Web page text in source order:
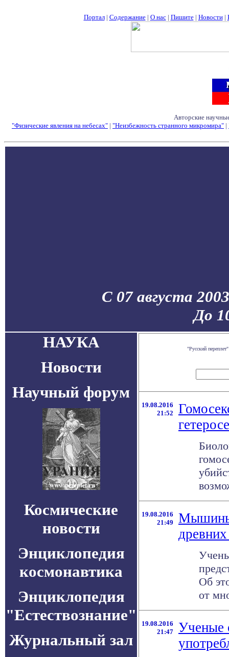
Портал| Содержание| О нас| Пишите| Новости|
Авторские
"Физические явления на небесах" | "Неизбежность странного микромира" |
С 07 августа
До
НАУКА
Новости
Научный форум
Космические
новости
Энциклопедия
космонавтика
Энциклопедия
"Естествознание"
Журнальный зал
"Русский
19.08.2016
21:52
19.08.2016
21:49
Об
от
19.08.2016
21:47
Ученые